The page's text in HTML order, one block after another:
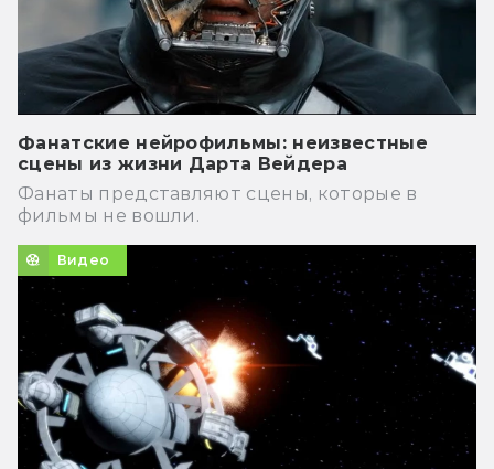
Фанатские нейрофильмы: неизвестные
сцены из жизни Дарта Вейдера
Фанаты представляют сцены, которые в
фильмы не вошли.
Видео